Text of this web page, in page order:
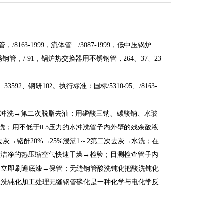
，/8163-1999，流体管，/3087-1999，低中压锅炉
管，/-91，锅炉热交换器用不锈钢管，264、37、23
、钢研102。执行标准：国标/5310-95、/8163-
洗→第二次脱脂去油；用磷酸三钠、碳酸钠、水玻
用不低于0.5压力的水冲洗管子内外壁的残余酸液
灰→铬酐20%→25%浸渍1～2第二次去灰→水洗；在
净的热压缩空气快速干燥→检验；目测检查管子内
即刷遍底漆→保管；无缝钢管酸洗钝化把酸洗钝化
钝化加工处理无缝钢管磷化是一种化学与电化学反